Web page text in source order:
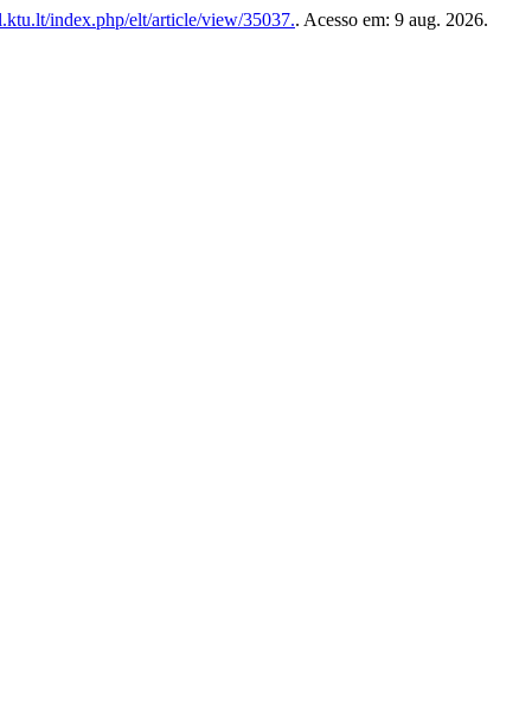
index.php/elt/article/view/35037.. Acesso em: 9 aug. 2026.